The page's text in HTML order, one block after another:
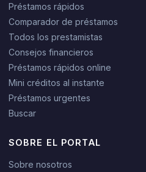
Préstamos rápidos
Comparador de préstamos
Todos los prestamistas
Consejos financieros
Préstamos rápidos online
Mini créditos al instante
Préstamos urgentes
Buscar
SOBRE EL PORTAL
Sobre nosotros